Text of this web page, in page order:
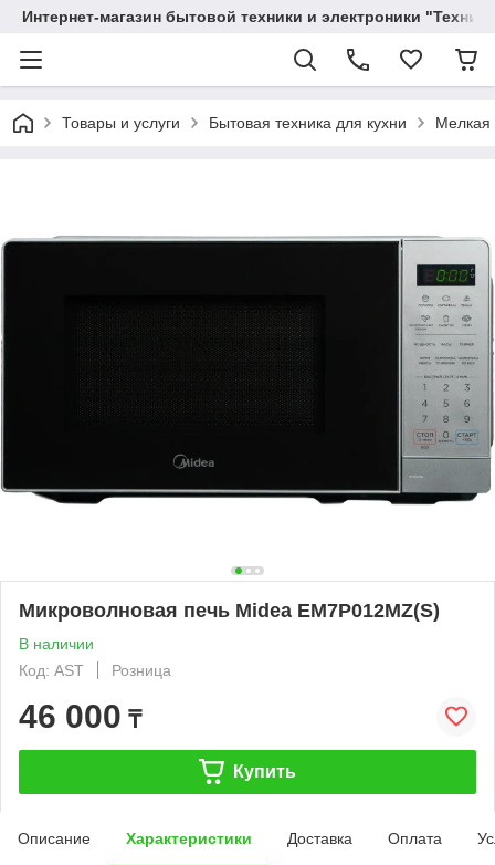
Интернет-магазин бытовой техники и электроники
Товары и услуги Бытовая техника для кухни Мелкая
Микроволновая печь Midea EM7P012MZ(S)
В наличии
Код: AST
Розница
46 000 ₸
Купить
Описание Характеристики Доставка Оплата